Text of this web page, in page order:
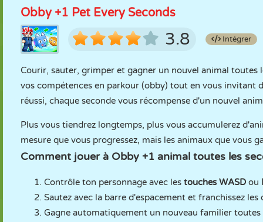
Obby +1 Pet Every Seconds
3.8 Intégrer
Courir, sauter, grimper et gagner un nouvel animal toutes
vos compétences en parkour (obby) tout en vous invitant
réussi, chaque seconde vous récompense d'un nouvel
Plus vous tiendrez longtemps, plus vous accumulerez
mesure que vous progressez, mais les animaux que vous
Comment jouer à Obby +1 animal toutes les
Contrôle ton personnage avec les touches WASD ou
Sautez avec la barre d'espacement et franchissez les
Gagne automatiquement un nouveau familier toutes